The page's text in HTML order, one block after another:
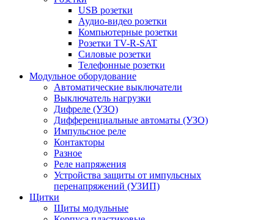
USB розетки
Аудио-видео розетки
Компьютерные розетки
Розетки TV-R-SAT
Силовые розетки
Телефонные розетки
Модульное оборудование
Автоматические выключатели
Выключатель нагрузки
Дифреле (УЗО)
Дифференциальные автоматы (УЗО)
Импульсное реле
Контакторы
Разное
Реле напряжения
Устройства защиты от импульсных
перенапряжений (УЗИП)
Щитки
Щиты модульные